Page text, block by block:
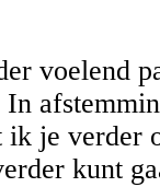
voelend
In
ik je verder
kunt